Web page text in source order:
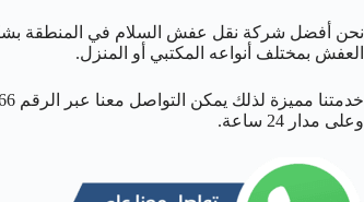
نحن أفضل شركة نقل عفش السلام في المنطقة
العفش بمختلف أنواعه المكتبي أو المنزل.
وعلى مدار 24 ساعة.